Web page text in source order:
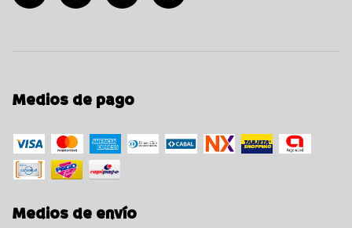
Medios de pago
Medios de envío